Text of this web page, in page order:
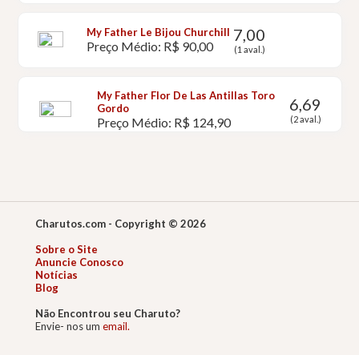
My Father Le Bijou Churchill
Preço Médio: R$ 90,00
7,00
(1 aval.)
My Father Flor De Las Antillas Toro
Gordo
Preço Médio: R$ 124,90
6,69
(2 aval.)
Charutos.com - Copyright © 2026
Sobre o Site
Anuncie Conosco
Notícias
Blog
Não Encontrou seu Charuto?
Envie- nos um email.